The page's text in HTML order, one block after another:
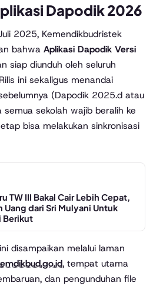
Dapodik 2026
2025, Kemendikbudristek
bahwa Aplikasi Dapodik Versi
siap diunduh oleh seluruh
ini sekaligus menandai
(Dapodik 2025.d atau
sekolah wajib beralih ke
bisa melakukan sinkronisasi
TW III Bakal Cair Lebih Cepat,
Uang dari Sri Mulyani Untuk
Berikut
disampaikan melalui laman
, tempat utama
dan pengunduhan file